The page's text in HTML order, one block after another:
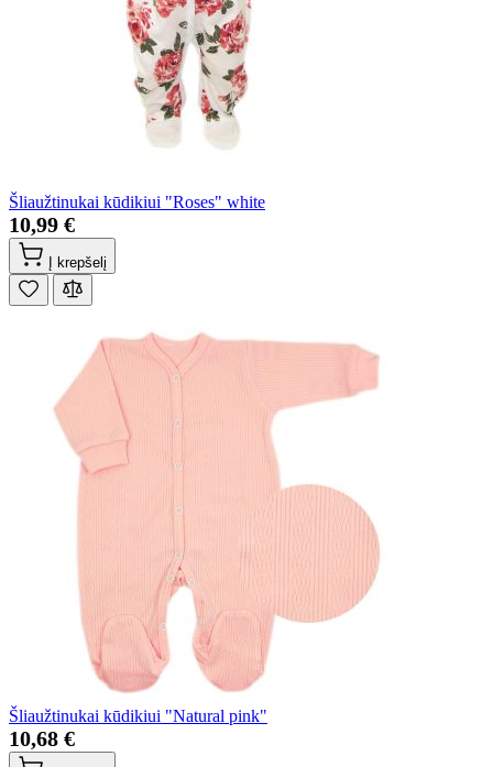
Šliaužtinukai kūdikiui "Roses" white
10,99 €
Į krepšelį
Šliaužtinukai kūdikiui "Natural pink"
10,68 €